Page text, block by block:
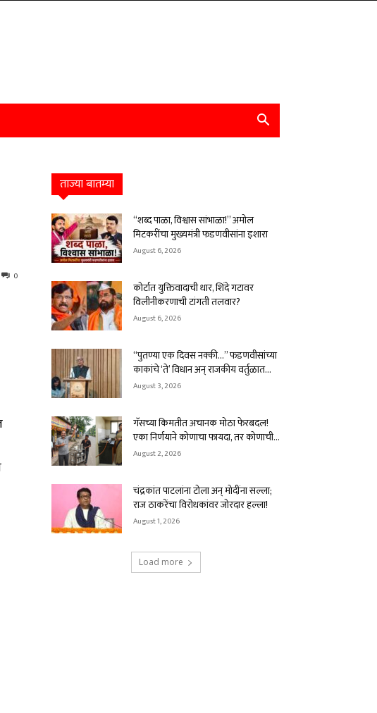
0
ताज्या बातम्या
“शब्द पाळा, विश्वास सांभाळा!” अमोल
मिटकरींचा मुख्यमंत्री फडणवीसांना इशारा
August 6, 2026
कोर्टात युक्तिवादाची धार, शिंदे गटावर
विलीनीकरणाची टांगती तलवार?
August 6, 2026
“पुतण्या एक दिवस नक्की…” फडणवीसांच्या
काकांचे ‘ते’ विधान अन् राजकीय वर्तुळात...
August 3, 2026
गॅसच्या किमतीत अचानक मोठा फेरबदल!
एका निर्णयाने कोणाचा फायदा, तर कोणाची...
August 2, 2026
चंद्रकांत पाटलांना टोला अन् मोदींना सल्ला;
राज ठाकरेंचा विरोधकांवर जोरदार हल्ला!
August 1, 2026
Load more